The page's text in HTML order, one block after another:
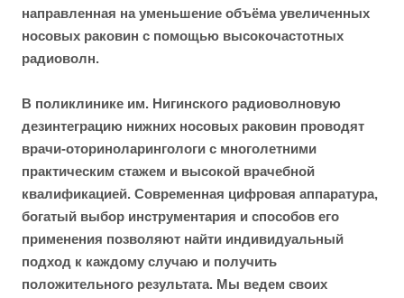
направленная на уменьшение объёма увеличенных
носовых раковин с помощью высокочастотных
радиоволн.
В поликлинике им. Нигинского радиоволновую
дезинтеграцию нижних носовых раковин проводят
врачи-оториноларингологи с многолетними
практическим стажем и высокой врачебной
квалификацией. Современная цифровая аппаратура,
богатый выбор инструментария и способов его
применения позволяют найти индивидуальный
подход к каждому случаю и получить
положительного результата. Мы ведем своих